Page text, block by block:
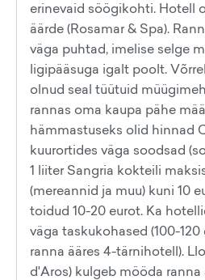
erinevaid söögikohti. Hotell
äärde (Rosamar & Spa).
väga puhtad, imelise selge
ligipääsuga igalt poolt.
olnud seal tüütuid
rannas oma kaupa pähe
hämmastuseks olid hinnad
kuurortides väga soodsad
1 liiter Sangria kokteili
(mereannid ja muu) kuni 10
toidud 10-20 eurot. Ka
väga taskukohased (100-
ranna ääres 4-tärnihotell).
d'Aros) kulgeb mööda